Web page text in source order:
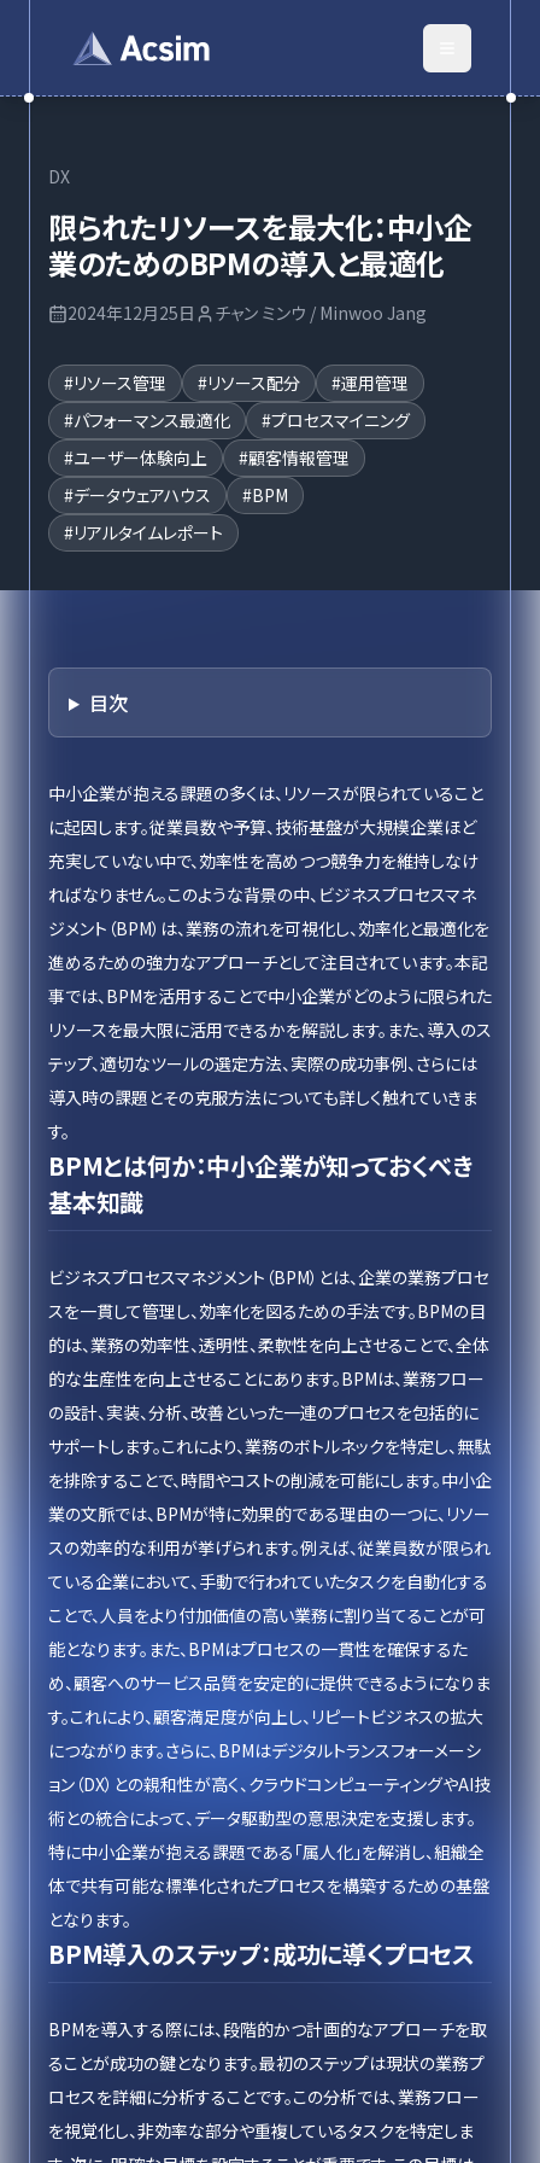
DX
限られたリソースを最大化：中小企
業のためのBPMの導入と最適化
2024年12月25日 チャン ミンウ / Minwoo Jang
#リソース管理 #リソース配分 #運用管理
#パフォーマンス最適化 #プロセスマイニング
#ユーザー体験向上 #顧客情報管理
#データウェアハウス #BPM
#リアルタイムレポート
目次
中小企業が抱える課題の多くは、リソースが限られていること
に起因します。従業員数や予算、技術基盤が大規模企業ほど
充実していない中で、効率性を高めつつ競争力を維持しなけ
ればなりません。このような背景の中、ビジネスプロセスマネ
ジメント（BPM）は、業務の流れを可視化し、効率化と最適化を
進めるための強力なアプローチとして注目されています。本記
事では、BPMを活用することで中小企業がどのように限られた
リソースを最大限に活用できるかを解説します。また、導入のス
テップ、適切なツールの選定方法、実際の成功事例、さらには
導入時の課題とその克服方法についても詳しく触れていきま
す。
BPMとは何か：中小企業が知っておくべき
基本知識
ビジネスプロセスマネジメント（BPM）とは、企業の業務プロセ
スを一貫して管理し、効率化を図るための手法です。BPMの目
的は、業務の効率性、透明性、柔軟性を向上させることで、全体
的な生産性を向上させることにあります。BPMは、業務フロー
の設計、実装、分析、改善といった一連のプロセスを包括的に
サポートします。これにより、業務のボトルネックを特定し、無駄
を排除することで、時間やコストの削減を可能にします。中小企
業の文脈では、BPMが特に効果的である理由の一つに、リソー
スの効率的な利用が挙げられます。例えば、従業員数が限られ
ている企業において、手動で行われていたタスクを自動化する
ことで、人員をより付加価値の高い業務に割り当てることが可
能となります。また、BPMはプロセスの一貫性を確保するた
め、顧客へのサービス品質を安定的に提供できるようになりま
す。これにより、顧客満足度が向上し、リピートビジネスの拡大
につながります。さらに、BPMはデジタルトランスフォーメーシ
ョン（DX）との親和性が高く、クラウドコンピューティングやAI技
術との統合によって、データ駆動型の意思決定を支援します。
特に中小企業が抱える課題である「属人化」を解消し、組織全
体で共有可能な標準化されたプロセスを構築するための基盤
となります。
BPM導入のステップ：成功に導くプロセス
BPMを導入する際には、段階的かつ計画的なアプローチを取
ることが成功の鍵となります。最初のステップは現状の業務プ
ロセスを詳細に分析することです。この分析では、業務フロー
を視覚化し、非効率な部分や重複しているタスクを特定しま